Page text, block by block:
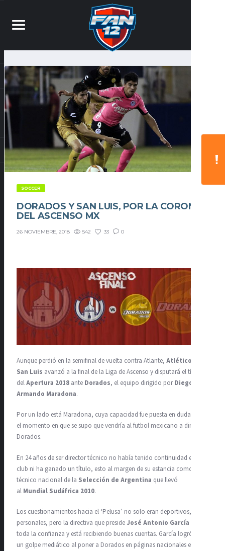
SOCCER
DORADOS Y SAN LUIS, POR LA CORONA
DEL ASCENSO MX
26 NOVIEMBRE, 2018 542 33 0
Aunque perdió en la semifinal de vuelta contra Atlante, Atlético de
San Luis avanzó a la final de la Liga de Ascenso y disputará el título
delApertura 2018 ante Dorados, el equipo dirigido porDiego
Armando Maradona.
Por un lado está Maradona, cuya capacidad fue puesta en duda desde
el momento en que se supo que vendría al futbol mexicano a dirigir a
Dorados.
En 24 años de ser director técnico no había tenido continuidad en un
club ni ha ganado un título, esto al margen de su estancia como
técnico nacional de la Selección de Argentina que llevó
al Mundial Sudáfrica 2010.
Los cuestionamientos hacia el ‘Pelusa’ no solo eran deportivos, sino
personales, pero la directiva que presideJosé Antonio García
toda la confianza y está recibiendo buenas cuentas. García logró dar
un golpe mediático al poner a Dorados en páginas nacionales e